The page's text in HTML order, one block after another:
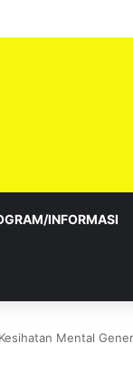
– Siow Kong Choon
INFORMASI
Mental